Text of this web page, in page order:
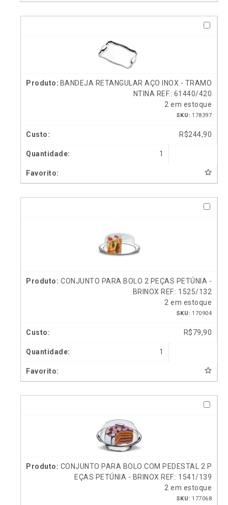
BANDEJA RETANGULAR AÇO INOX - TRAMO
NTINA REF.: 61440/420
2 em estoque
SKU: 178397
R$244,90
1
CONJUNTO PARA BOLO 2 PEÇAS PETÚNIA -
BRINOX REF.: 1525/132
2 em estoque
SKU: 170904
R$79,90
1
CONJUNTO PARA BOLO COM PEDESTAL 2 P
EÇAS PETÚNIA - BRINOX REF.: 1541/139
2 em estoque
SKU: 177068